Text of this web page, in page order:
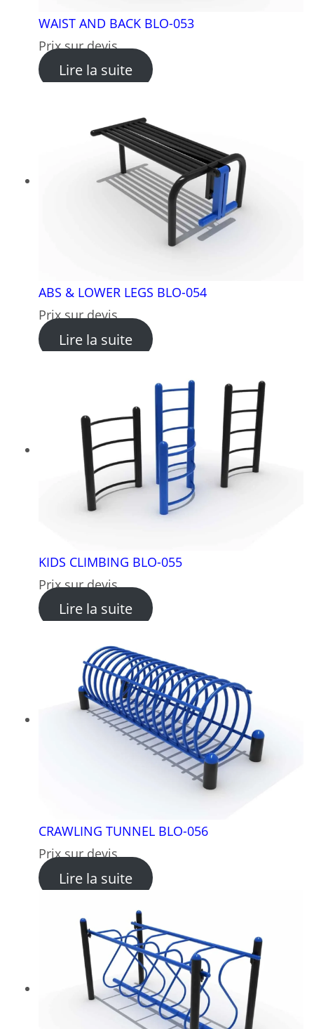
WAIST AND BACK BLO-053
Prix sur devis
Lire la suite: WAIST AND BACK BLO-053
ABS & LOWER LEGS BLO-054
Prix sur devis
Lire la suite: ABS & LOWER LEGS BLO-
KIDS CLIMBING BLO-055
Prix sur devis
Lire la suite: KIDS CLIMBING BLO-055
CRAWLING TUNNEL BLO-056
Prix sur devis
Lire la suite: CRAWLING TUNNEL BLO-